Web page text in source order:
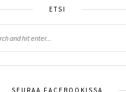
ETSI
SEURAA FACEBOOKISSA